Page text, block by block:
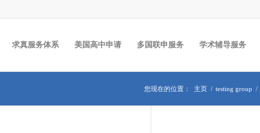
求真服务体系 美国高中申请 多国联申服务 学术辅导服务
您现在的位置： 主页 / testing group /